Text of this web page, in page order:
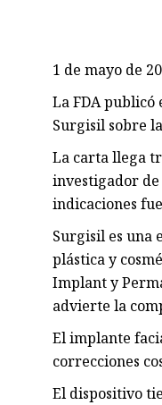
1 de mayo de
La FDA publicó
Surgisil sobre
La carta llega
investigador
indicaciones
Surgisil es una
plástica y
Implant y
advierte la
El implante
correcciones
El dispositivo